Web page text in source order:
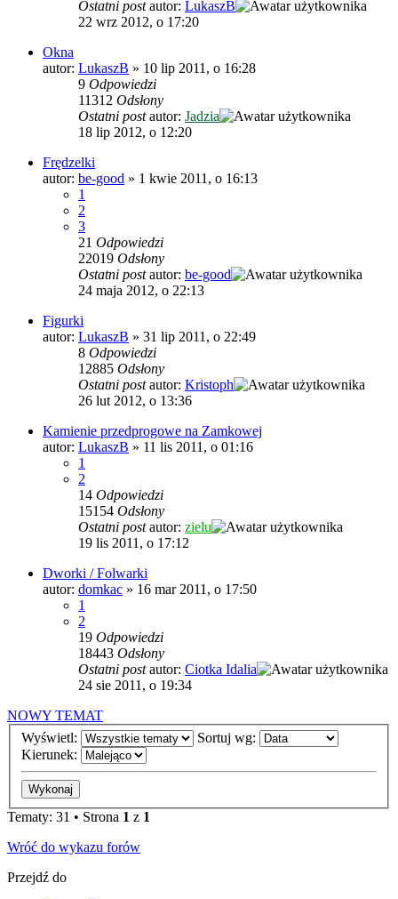
Ostatni postautor: LukaszB
22 wrz 2012, o 17:20
Okna
autor: LukaszB » 10 lip 2011, o 16:28
9 Odpowiedzi
11312 Odsłony
Ostatni postautor: Jadzia
18 lip 2012, o 12:20
Frędzelki
autor: be-good » 1 kwie 2011, o 16:13
1
2
3
21 Odpowiedzi
22019 Odsłony
Ostatni postautor: be-good
24 maja 2012, o 22:13
Figurki
autor: LukaszB » 31 lip 2011, o 22:49
8 Odpowiedzi
12885 Odsłony
Ostatni postautor: Kristoph
26 lut 2012, o 13:36
Kamienie przedprogowe na Zamkowej
autor: LukaszB » 11 lis 2011, o 01:16
1
2
14 Odpowiedzi
15154 Odsłony
Ostatni postautor: zielu
19 lis 2011, o 17:12
Dworki / Folwarki
autor: domkac » 16 mar 2011, o 17:50
1
2
19 Odpowiedzi
18443 Odsłony
Ostatni postautor: Ciotka Idalia
24 sie 2011, o 19:34
NOWY TEMAT
Wyświetl:
Sortuj wg:
Kierunek:
Tematy: 31 • Strona 1 z 1
Wróć do wykazu forów
Przejdź do